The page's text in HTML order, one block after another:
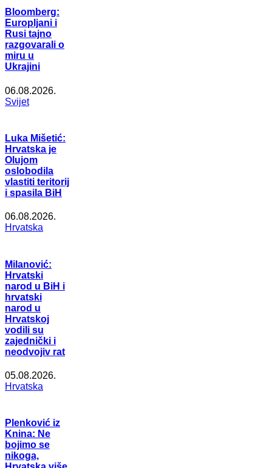
Bloomberg:
Europljani i
Rusi tajno
razgovarali o
miru u
Ukrajini
06.08.2026.
Svijet
Luka Mišetić:
Hrvatska je
Olujom
oslobodila
vlastiti teritorij
i spasila BiH
06.08.2026.
Hrvatska
Milanović:
Hrvatski
narod u BiH i
hrvatski
narod u
Hrvatskoj
vodili su
zajednički i
neodvojiv rat
05.08.2026.
Hrvatska
Plenković iz
Knina: Ne
bojimo se
nikoga,